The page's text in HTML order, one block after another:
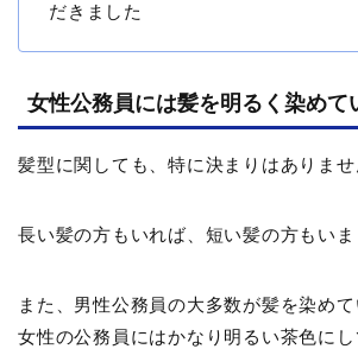
だきました
女性公務員には髪を明るく染めて
髪型に関しても、特に決まりはありませ
長い髪の方もいれば、短い髪の方もいま
また、男性公務員の大多数が髪を染めて
女性の公務員にはかなり明るい茶色に